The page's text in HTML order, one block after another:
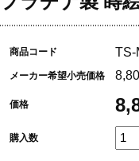
商品コード TS-
メーカー希望小売価格
価格
購入数